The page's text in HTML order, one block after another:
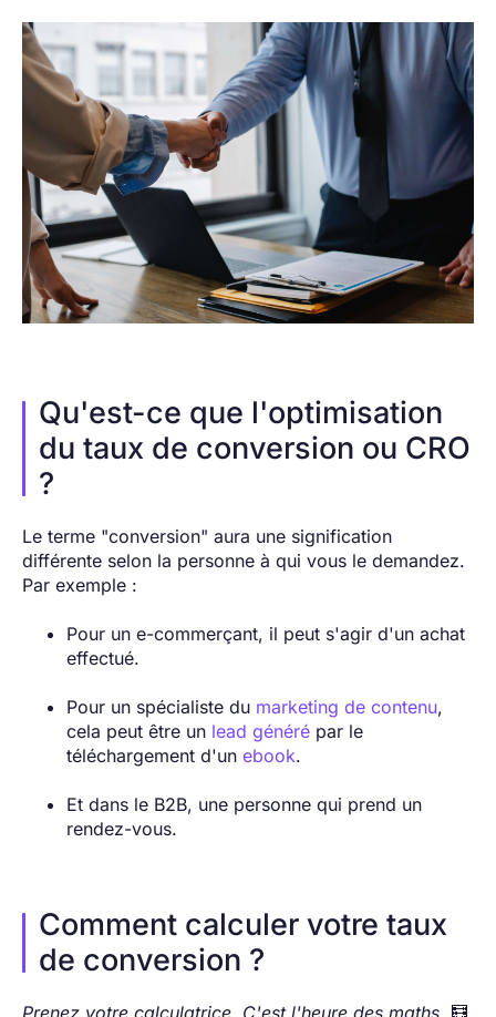
Qu'est-ce que l'optimisation
du taux de conversion ou CRO
?
Le terme "conversion" aura une signification
différente selon la personne à qui vous le demandez.
Par exemple :
Pour un e-commerçant, il peut s'agir d'un achat
effectué.
Pour un spécialiste du marketing de contenu,
cela peut être un lead généré par le
téléchargement d'un ebook.
Et dans le B2B, une personne qui prend un
rendez-vous.
Comment calculer votre taux
de conversion ?
Prenez votre calculatrice. C'est l'heure des maths. 🧮